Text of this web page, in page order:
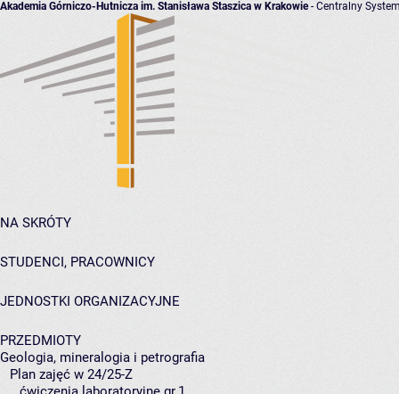
Akademia Górniczo-Hutnicza im. Stanisława Staszica w Krakowie- Centralny
NA SKRÓTY
STUDENCI, PRACOWNICY
JEDNOSTKI ORGANIZACYJNE
PRZEDMIOTY
Geologia, mineralogia i petrografia
Plan zajęć w 24/25-Z